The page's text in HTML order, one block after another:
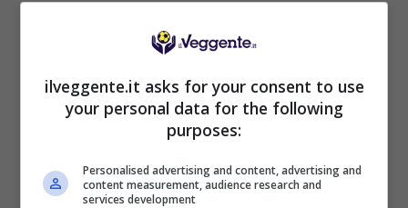
Articoli Recenti
Iscriviti gratis al canale
Telegram del Veggente:
pronostici esclusivi e in
marcatori, ammoniti, tiri
ilveggente.it asks for your consent to use
your personal data for the following
purposes:
Personalised advertising and content, advertising and
content measurement, audience research and
services development